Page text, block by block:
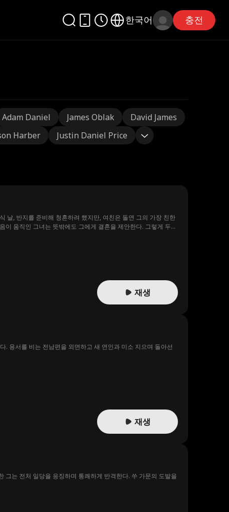
한국어 충전
Adam Daniel James Oblak
David James
Harber Justin Daniel Price
날, 반지를 준비해 청혼하려 했지만, 여친은 돌연 그의 가장 친한
이 움직인 그녀는 뜻밖에도 그에게 결혼을 제안한다. 그렇게 두
재생
용서를 비는 전남편을 외면하고 새 연인과 미소 지으며 돌아선
재생
는 전처 일당을 응징하며 통쾌하게 반격한다. 쑤 가문의 도발을